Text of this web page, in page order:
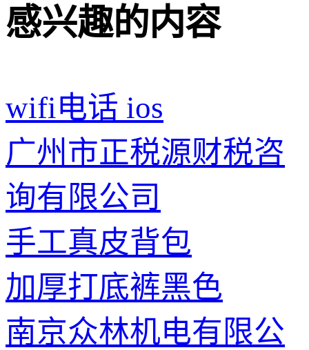
感兴趣的内容
wifi电话 ios
广州市正税源财税咨
询有限公司
手工真皮背包
加厚打底裤黑色
南京众林机电有限公